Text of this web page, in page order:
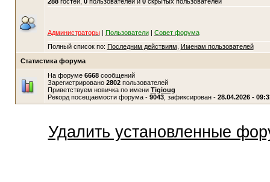
Администраторы| Пользователи| Совет форума
Полный список по: Последним действиям
Именам пользователей
Статистика форума
На форуме 6668сообщений
Зарегистрировано 2802пользователей
Приветствуем новичка по имени Tigioug
Рекорд посещаемости форума - 9043, зафиксирован - 28.04.2026 -
Удалить установленные